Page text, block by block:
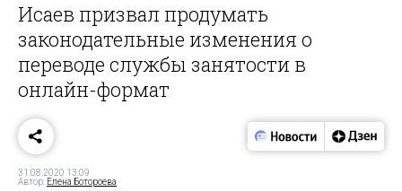
Исаев призвал продумать
законодательные изменения о
переводе службы занятости в
онлайн-формат
31.08.2020 13:09
Автор: Елена Ботороева